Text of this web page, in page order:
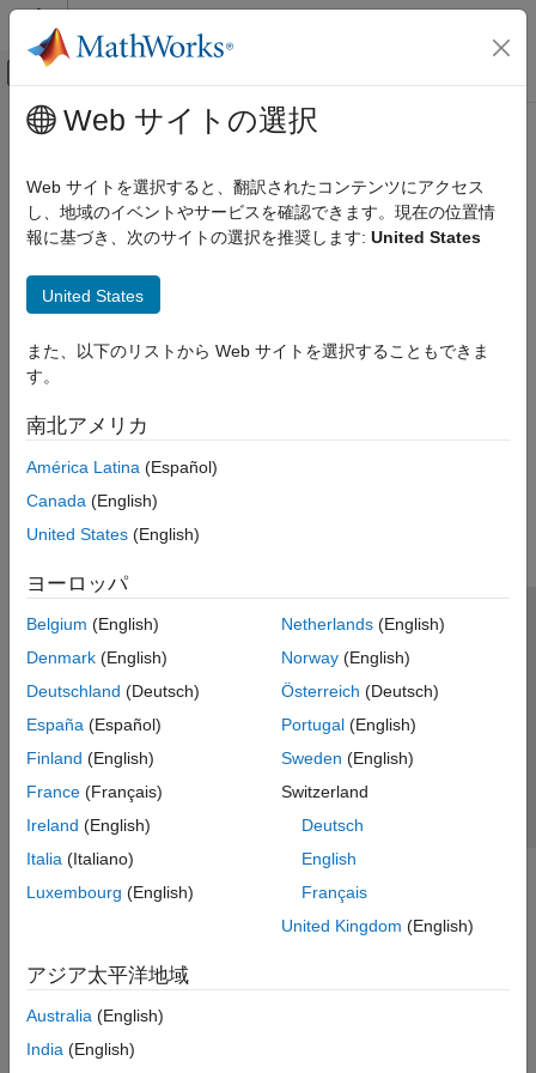
コンテンツへスキップ
オフキャンバス ナビゲーション メ
ドキュメンテーションのホーム
メインコンテンツ
Web サイトの選択
Web サイトを選択すると、翻訳されたコンテンツにアクセス
し、地域のイベントやサービスを確認できます。現在の位置情
報に基づき、次のサイトの選択を推奨します: United States
United States
また、以下のリストから Web サイトを選択することもできま
す。
南北アメリカ
América Latina (Español)
Canada (English)
United States (English)
ヨーロッパ
Belgium (English)
Denmark (English)
Deutschland (Deutsch)
España (Español)
Finland (English)
France (Français)
Ireland (English)
Italia (Italiano)
Luxembourg (English)
Netherlands(English)
Norway(English)
Österreich (Deutsch)
Portugal(English)
Sweden (English)
Switzerland
Deutsch
English
Français
United Kingdom (English)
アジア太平洋地域
Australia (English)
India (English)
トラストセンター
プライバシー ポリシー
違法コピー防止
アプリケーション ステータス
© 1994-2026 The MathWorks, Inc.